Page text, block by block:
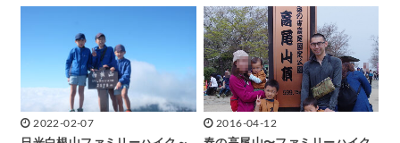
2022-02-07
2016-04-12